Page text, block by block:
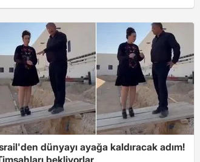
dünyayı ayağa kaldıracak adım!
bekliyorlar